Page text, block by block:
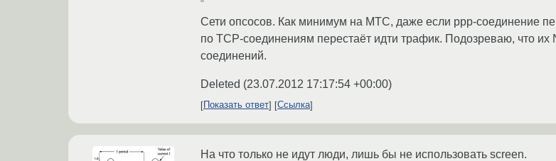
Сети опсосов. Как минимум на МТС, даже если ppp-соединение
по TCP-соединениям перестаёт идти трафик. Подозреваю, что
соединений.
Deleted (23.07.2012 17:17:54 +00:00)
Показать ответ Ссылка
На что только не идут люди, лишь бы не использовать screen.